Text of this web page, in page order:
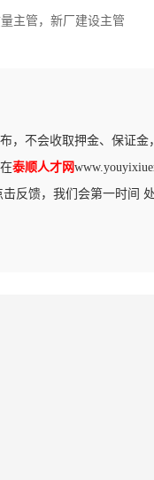
主管，新厂建设主管
，不会收取押金、保证金
泰顺人才网
反馈，我们会第一时间